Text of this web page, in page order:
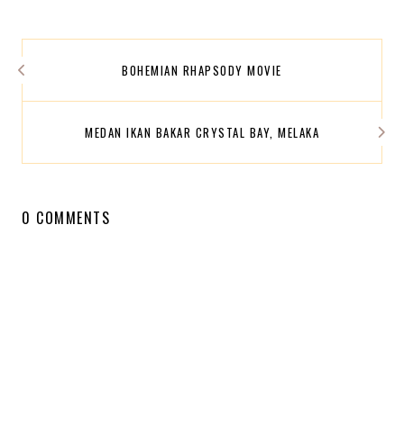
BOHEMIAN RHAPSODY MOVIE
MEDAN IKAN BAKAR CRYSTAL BAY, MELAKA
0 COMMENTS